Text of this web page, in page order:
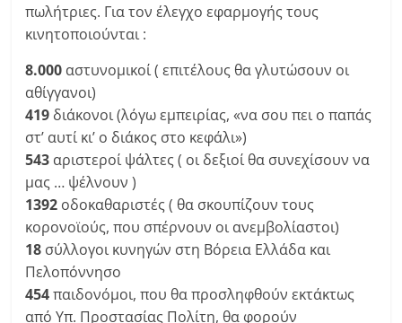
πωλήτριες. Για τον έλεγχο εφαρμογής τους
κινητοποιούνται :
8.000 αστυνομικοί ( επιτέλους θα γλυτώσουν οι
αθίγγανοι)
419 διάκονοι (λόγω εμπειρίας, «να σου πει ο παπάς
στ’ αυτί κι’ ο διάκος στο κεφάλι»)
543 αριστεροί ψάλτες ( οι δεξιοί θα συνεχίσουν να
μας … ψέλνουν )
1392 οδοκαθαριστές ( θα σκουπίζουν τους
κορονοϊούς, που σπέρνουν οι ανεμβολίαστοι)
18 σύλλογοι κυνηγών στη Βόρεια Ελλάδα και
Πελοπόννησο
454παιδονόμοι, που θα προσληφθούν εκτάκτως
από Υπ. Προστασίας Πολίτη, θα φορούν